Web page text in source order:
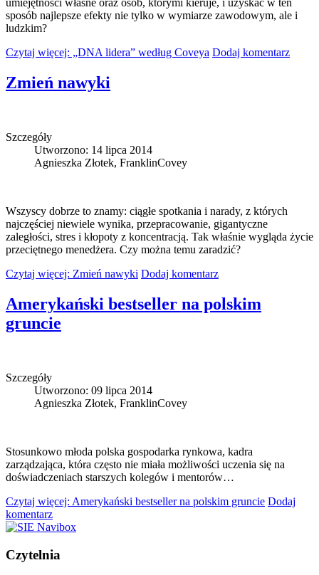
umiejętności własne oraz osób, którymi kieruje, i uzyskać w ten
sposób najlepsze efekty nie tylko w wymiarze zawodowym, ale i
ludzkim?
Czytaj więcej: „DNA lidera” według Coveya Dodaj komentarz
Zmień nawyki
Szczegóły
Utworzono: 14 lipca 2014
Agnieszka Złotek, FranklinCovey
Wszyscy dobrze to znamy: ciągłe spotkania i narady, z których
najczęściej niewiele wynika, przepracowanie, gigantyczne
zaległości, stres i kłopoty z koncentracją. Tak właśnie wygląda życie
przeciętnego menedżera. Czy można temu zaradzić?
Czytaj więcej: Zmień nawyki Dodaj komentarz
Amerykański bestseller na polskim
gruncie
Szczegóły
Utworzono: 09 lipca 2014
Agnieszka Złotek, FranklinCovey
Stosunkowo młoda polska gospodarka rynkowa, kadra
zarządzająca, która często nie miała możliwości uczenia się na
doświadczeniach starszych kolegów i mentorów…
Czytaj więcej: Amerykański bestseller na polskim gruncie Dodaj
komentarz
Czytelnia